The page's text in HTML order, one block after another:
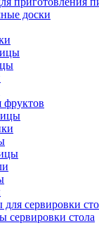
доски
фруктов
сервировки
сервировки стола